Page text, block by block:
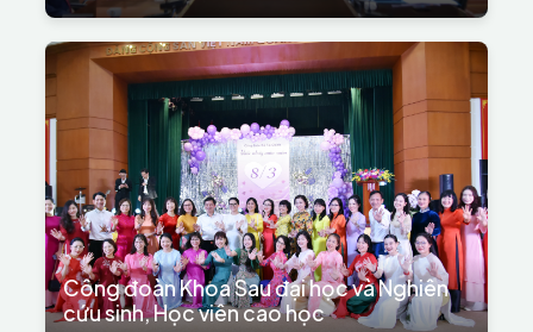
Công đoàn Khoa Sau đại học và Nghiên
cứu sinh, Học viên cao học